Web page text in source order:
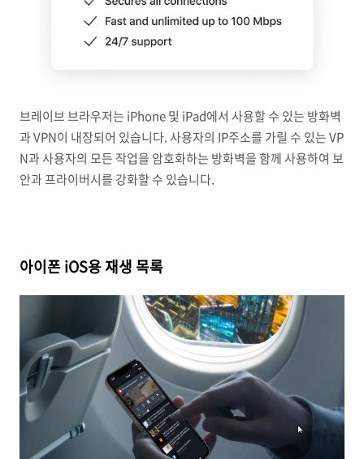
브레이브 브라우저는 iPhone 및 iPad에서 사용할 수 있는 방화벽
과 VPN이 내장되어 있습니다. 사용자의 IP주소를 가릴 수 있는 VP
N과 사용자의 모든 작업을 암호화하는 방화벽을 함께 사용하여 보
안과 프라이버시를 강화할 수 있습니다.
아이폰 iOS용 재생 목록